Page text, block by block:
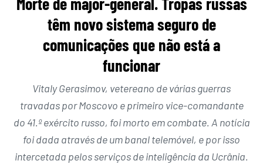
têm novo sistema seguro de
comunicações que não está a
funcionar
Vitaly Gerasimov, vetereano de várias guerras
travadas por Moscovo e primeiro vice-comandante
do 41.º exército russo, foi morto em combate. A notícia
foi dada através de um banal telemóvel, e por isso
intercetada pelos serviços de inteligência da Ucrânia.